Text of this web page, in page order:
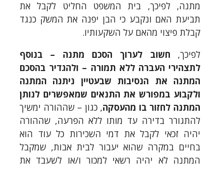
מתנה, לפיכך, בית המשפט החליט לקבל את
תביעת האם ונקבע כי הבן יפנה את המשק כנגד
קבלת פיצוי מהאם על השקעותיו.
לפיכך, חשוב לערוך הסכם מתנה – בנוסף
לתצהירי העברה ללא תמורה – ולהגדיר בהסכם
המתנה את הנסיבות שבעטיין ניתנה המתנה
ולקבוע במפורש את התנאים שמאפשרים לנותן
המתנה לחזור בו מהעסקה, כגון – שההורה ימשיך
להתגורר בדירה עד מותו ללא הפרעה, שההורה
יהיה זכאי לקבל את דמי השכירות כל עוד הוא
בחיים במקרה שהוא יעבור לבית אבות, שמקבל
המתנה לא יהיה רשאי למכור ו/או לשעבד את